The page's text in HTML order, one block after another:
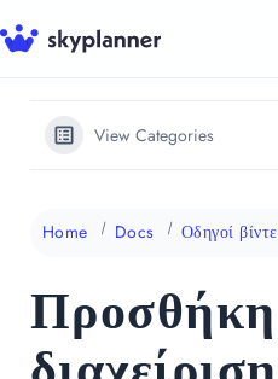
Μετάβαση
σε
View Categories
Home Docs Οδηγοί
Προσθήκη